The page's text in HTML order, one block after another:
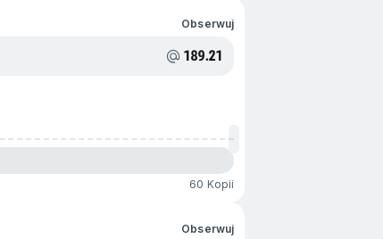
Obserwuj
189.21
60 Kopii
Obserwuj